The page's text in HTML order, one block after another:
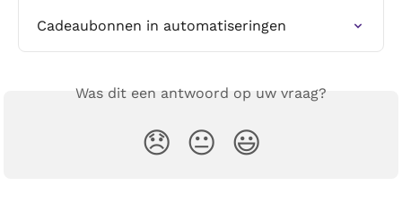
Cadeaubonnen in automatiseringen
Was dit een antwoord op uw vraag?
😞 😐 😃